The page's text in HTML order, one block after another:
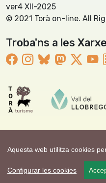
Aquesta web utilitza cookies
Configurar les cookies
ver4 XII-2025
© 2021 Torà on-line. All
Troba'ns a les